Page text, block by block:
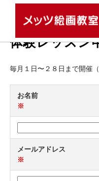
トップ 体験レッスン申し込
体験レッスン
毎月１日〜２８日まで開催（
お名前
※
メールアドレス
※